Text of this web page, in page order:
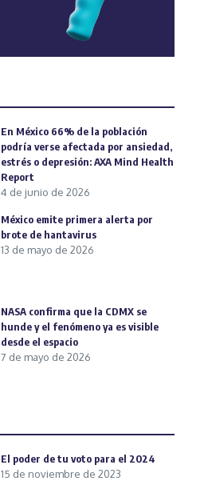
En México 66% de la población
podría verse afectada por ansiedad,
estrés o depresión: AXA Mind Health
Report
4 de junio de 2026
México emite primera alerta por
brote de hantavirus
13 de mayo de 2026
NASA confirma que la CDMX se
hunde y el fenómeno ya es visible
desde el espacio
7 de mayo de 2026
El poder de tu voto para el 2024
15 de noviembre de 2023